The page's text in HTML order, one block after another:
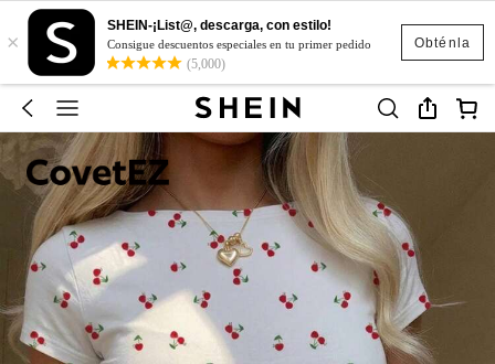
Obténla
×
SHEIN-¡List@, descarga, con estilo!
Consigue descuentos especiales en tu primer pedido
(5,000)